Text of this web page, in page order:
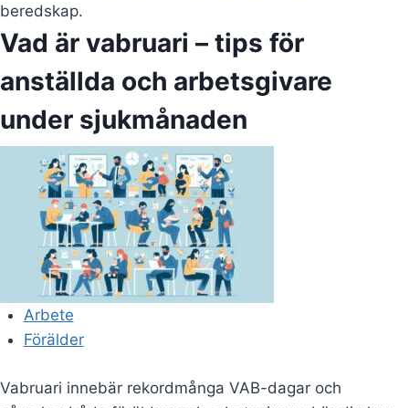
beredskap.
Vad är vabruari – tips för
anställda och arbetsgivare
under sjukmånaden
Arbete
Förälder
Vabruari innebär rekordmånga VAB-dagar och